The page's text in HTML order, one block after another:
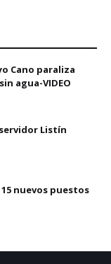
Cano paraliza
agua-VIDEO
Listín
nuevos puestos